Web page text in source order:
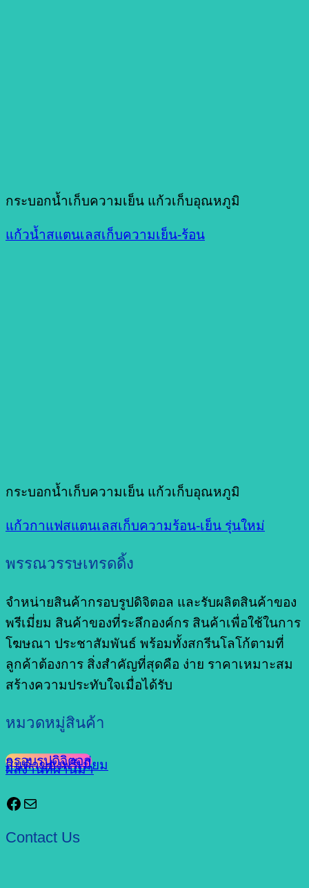
กระบอกน้ำเก็บความเย็น แก้วเก็บอุณหภูมิ
แก้วน้ำสแตนเลสเก็บความเย็น-ร้อน
กระบอกน้ำเก็บความเย็น แก้วเก็บอุณหภูมิ
แก้วกาแฟสแตนเลสเก็บความร้อน-เย็น รุ่นใหม่
พรรณวรรษเทรดดิ้ง
จำหน่ายสินค้ากรอบรูปดิจิตอล และรับผลิตสินค้าของ
พรีเมี่ยม สินค้าของที่ระลึกองค์กร สินค้าเพื่อใช้ในการ
โฆษณา ประชาสัมพันธ์ พร้อมทั้งสกรีนโลโก้ตามที่
ลูกค้าต้องการ สิ่งสำคัญที่สุดคือ ง่าย ราคาเหมาะสม
สร้างความประทับใจเมื่อได้รับ
หมวดหมู่สินค้า
กรอบรูปดิจิตอล
สินค้าของพรีเมี่ยม
ผลงานที่ผ่านมา
Facebook
Mail
Contact Us